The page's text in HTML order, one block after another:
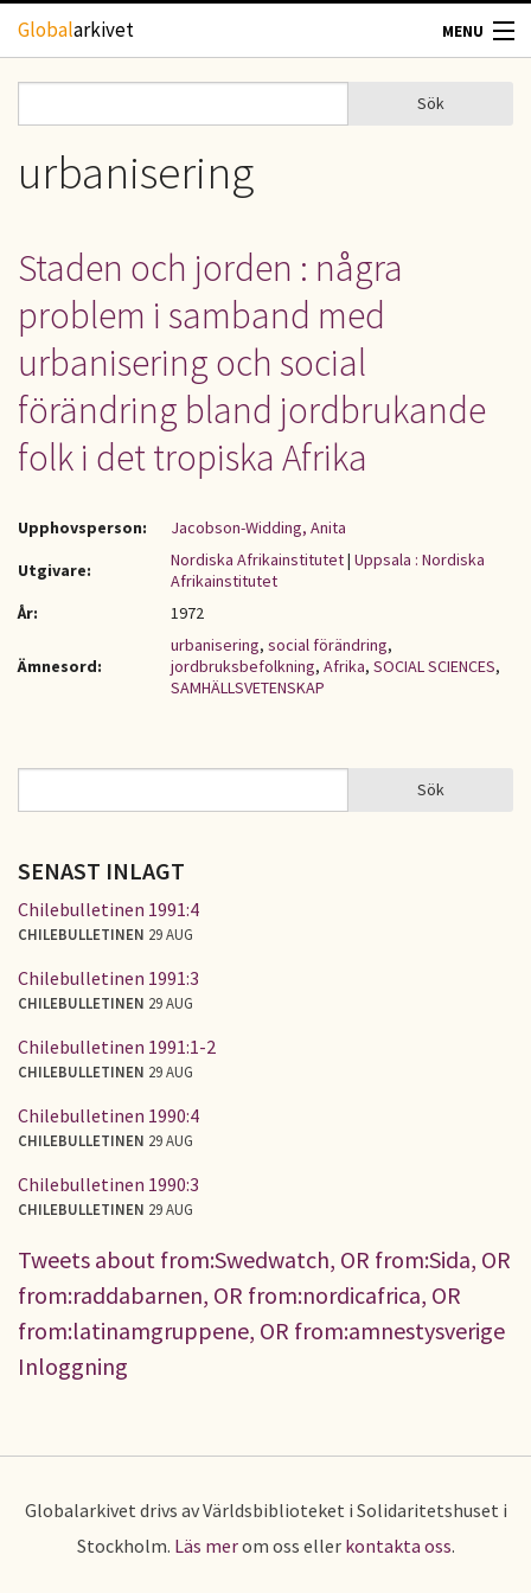
Hoppa till huvudinnehåll
Globalarkivet MENU
TIDSKRIFTER
GEOGRAFI
UPPHOVSRÄTT
OM OSS
KONTAKT
Sökformulär
Sök
urbanisering
Staden och jorden : några
problem i samband med
urbanisering och social
förändring bland jordbrukande
folk i det tropiska Afrika
Upphovsperson:
Jacobson-Widding, Anita
Utgivare:
Nordiska Afrikainstitutet| Uppsala : Nordiska
Afrikainstitutet
År:
1972
Ämnesord:
urbanisering, social förändring,
jordbruksbefolkning, Afrika, SOCIAL SCIENCES,
SAMHÄLLSVETENSKAP
SÖKFORMULÄR Sök
SENAST INLAGT
Chilebulletinen 1991:4
CHILEBULLETINEN 29 AUG
Chilebulletinen 1991:3
CHILEBULLETINEN 29 AUG
Chilebulletinen 1991:1-2
CHILEBULLETINEN 29 AUG
Chilebulletinen 1990:4
CHILEBULLETINEN 29 AUG
Chilebulletinen 1990:3
CHILEBULLETINEN 29 AUG
Tweets about from:Swedwatch, OR from:Sida, OR
from:raddabarnen, OR from:nordicafrica, OR
from:latinamgruppene, OR from:amnestysverige
Inloggning
Globalarkivet drivs av Världsbiblioteket i Solidaritetshuset i
Stockholm. Läs merom oss eller kontakta oss.